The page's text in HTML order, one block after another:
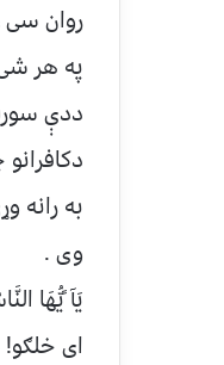
روان سی
په هر
ددې
به رانه
وی .
یَآ ََیُّهَا
ای